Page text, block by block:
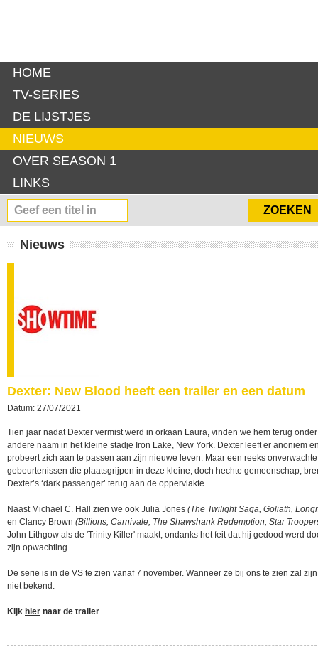
HOME
TV-SERIES
DE LIJSTJES
NIEUWS
OVER SEASON 1
LINKS
Nieuws
Dexter: New Blood heeft een trailer en een datum
Datum: 27/07/2021
Tien jaar nadat Dexter vermist werd in orkaan Laura, vinden we hem terug
andere naam in het kleine stadje Iron Lake, New York. Dexter leeft er anoniem
probeert zich aan te passen aan zijn nieuwe leven. Maar een reeks onverwachte
gebeurtenissen die plaatsgrijpen in deze kleine, doch hechte gemeenschap,
Dexter’s ‘dark passenger’ terug aan de oppervlakte…
Naast Michael C. Hall zien we ook Julia Jones (The Twilight Saga, Goliath,
en Clancy Brown (Billions, Carnivale, The Shawshank Redemption, Star
John Lithgow als de 'Trinity Killer' maakt, ondanks het feit dat hij gedood werd
zijn opwachting.
De serie is in de VS te zien vanaf 7 november. Wanneer ze bij ons te zien zal
niet bekend.
Kijk hier naar de trailer